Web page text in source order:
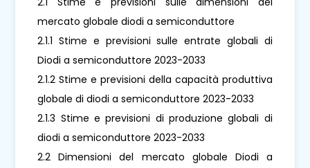
mercato globale diodi a semiconduttore
2.1.1 Stime e previsioni sulle entrate globali di
Diodi a semiconduttore 2023-2033
2.1.2 Stime e previsioni della capacità produttiva
globale di diodi a semiconduttore 2023-2033
2.1.3 Stime e previsioni di produzione globali di
diodi a semiconduttore 2023-2033
2.2 Dimensioni del mercato globale Diodi a